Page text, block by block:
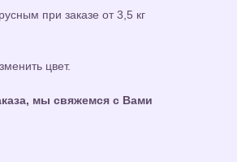
при заказе от 3,5 кг
цвет.
мы свяжемся с Вами